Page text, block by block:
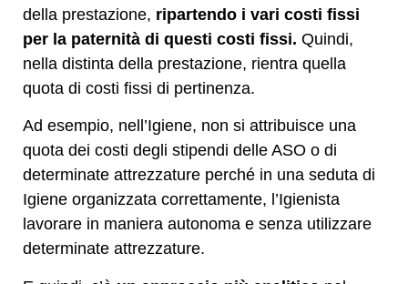
della prestazione, ripartendo i vari costi fissi
per la paternità di questi costi fissi. Quindi,
nella distinta della prestazione, rientra quella
quota di costi fissi di pertinenza.
Ad esempio, nell’Igiene, non si attribuisce una
quota dei costi degli stipendi delle ASO o di
determinate attrezzature perché in una seduta di
Igiene organizzata correttamente, l’Igienista
lavorare in maniera autonoma e senza utilizzare
determinate attrezzature.